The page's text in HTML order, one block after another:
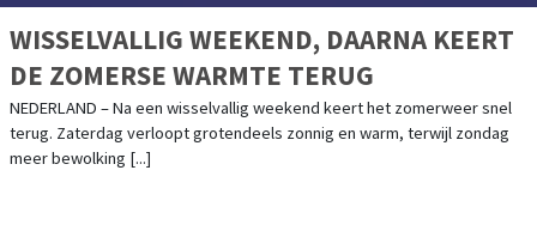
WISSELVALLIG WEEKEND, DAARNA KEERT
DE ZOMERSE WARMTE TERUG
NEDERLAND – Na een wisselvallig weekend keert het zomerweer snel
terug. Zaterdag verloopt grotendeels zonnig en warm, terwijl zondag
meer bewolking [...]